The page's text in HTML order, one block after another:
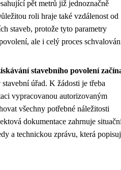
pět metrů již jednoznačně
roli hraje také vzdálenost od
staveb, protože tyto parametry
ale i celý proces
stavebního povolení
úřad. K žádosti je třeba
vypracovanou autorizovaným
všechny potřebné náležitosti
dokumentace zahrnuje
a technickou zprávu, která